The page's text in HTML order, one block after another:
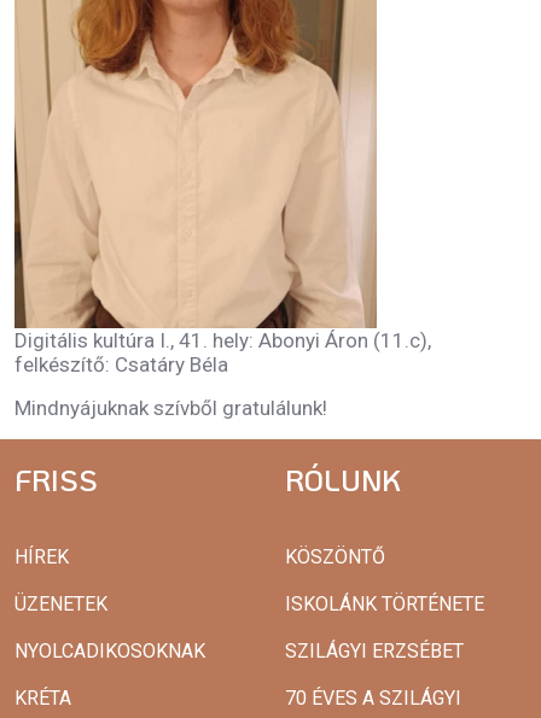
Digitális kultúra I., 41. hely: Abonyi Áron (11.c),
felkészítő: Csatáry Béla
Mindnyájuknak szívből gratulálunk!
FRISS
HÍREK
ÜZENETEK
NYOLCADIKOSOKNAK
KRÉTA
RÓLUNK
KÖSZÖNTŐ
ISKOLÁNK TÖRTÉNETE
SZILÁGYI ERZSÉBET
70 ÉVES A SZILÁGYI